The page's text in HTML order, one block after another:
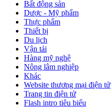
Bất động sản
Dược - Mỹ phẩm
Thực phẩm
Thiết bị
Du lịch
Vận tải
Hàng mỹ nghệ
Nông lâm nghiệp
Khác
Website thương mại điện tử
Trang tin điện tử
Flash intro tiêu biểu